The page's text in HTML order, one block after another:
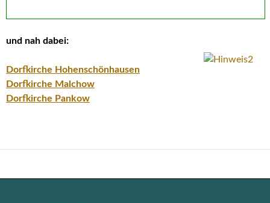
und nah dabei:
Dorfkirche Hohenschönhausen
Dorfkirche Malchow
Dorfkirche Pankow